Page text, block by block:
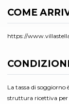
COME
https://
CONDIZIONI
La tassa di soggiorno
struttura ricettiva per